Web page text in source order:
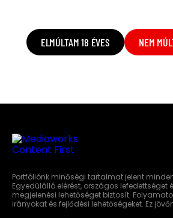
ELMÚLTAM 18 ÉVES NEM
Portfóliónk minőségi tartalmat jelent
Egyedülálló elérést, országos lefedettséget
megjelenési lehetőséget biztosít.
irányokat és fejlődési lehetőségeket. Ez